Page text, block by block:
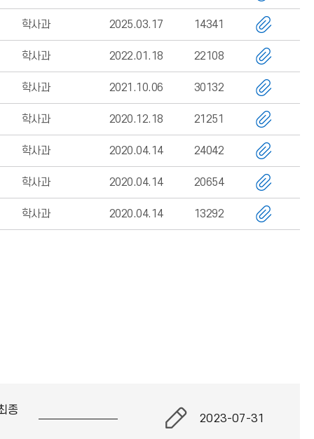
학사과 2025.03.17 14341
학사과 2022.01.18 22108
학사과 2021.10.06 30132
학사과 2020.12.18 21251
학사과 2020.04.14 24042
학사과 2020.04.14 20654
학사과 2020.04.14 13292
종
2023-07-31